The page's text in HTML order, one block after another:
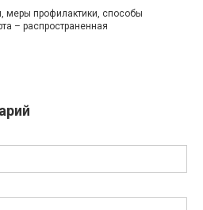
меры профилактики, способы
– распространенная